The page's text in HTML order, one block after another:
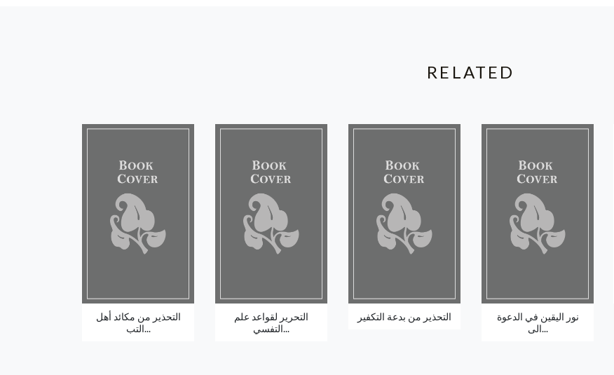
RELATED
التحذير من مكائد أهل
التب...
التحرير لقواعد علم
التفسي...
التحذير من بدعة التكفير
نور اليقين في الدعوة
الى...